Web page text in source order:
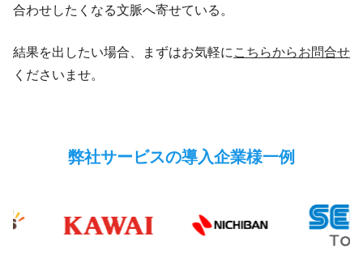
合わせしたくなる文脈へ寄せている。
結果を出したい場合、まずはお気軽に こちらからお問合せ
くださいませ。
弊社サービスの導入企業様一例